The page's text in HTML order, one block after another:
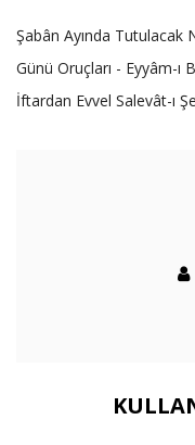
Şabân Ayında Tutulacak
Günü Oruçları - Eyyâm-ı
İftardan Evvel Salevât-ı